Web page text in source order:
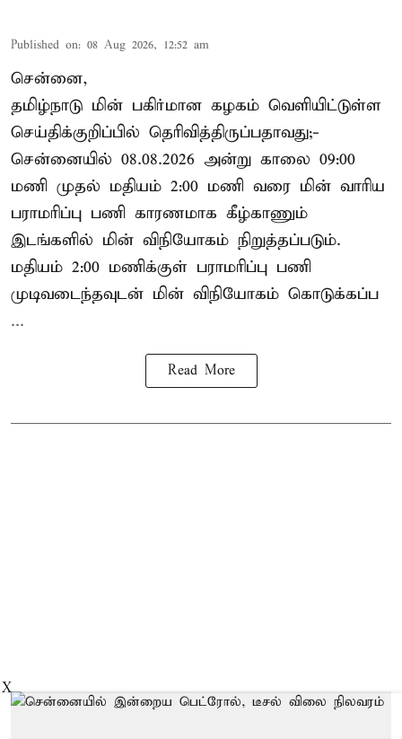
Published on: 08 Aug 2026, 12:52 am
சென்னை,
தமிழ்நாடு மின் பகிர்மான கழகம் வெளியிட்டுள்ள
செய்திக்குறிப்பில் தெரிவித்திருப்பதாவது;-
சென்னையில் 08.08.2026 அன்று காலை 09:00
மணி முதல் மதியம் 2:00 மணி வரை மின் வாரிய
பராமரிப்பு பணி காரணமாக கீழ்காணும்
இடங்களில் மின் விநியோகம் நிறுத்தப்படும்.
மதியம் 2:00 மணிக்குள் பராமரிப்பு பணி
முடிவடைந்தவுடன் மின் விநியோகம் கொடுக்கப்ப
...
Read More
X